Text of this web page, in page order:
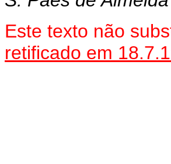
Este texto não
retificado em